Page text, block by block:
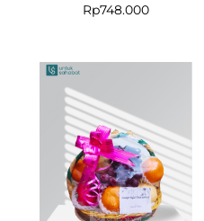
Rp748.000